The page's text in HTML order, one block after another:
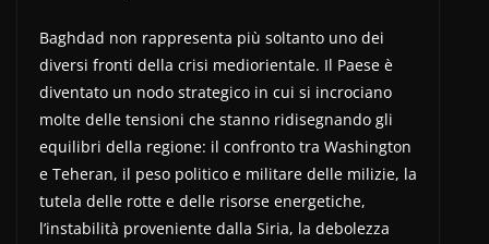
Baghdad non rappresenta più soltanto uno dei
diversi fronti della crisi mediorientale. Il Paese è
diventato un nodo strategico in cui si incrociano
molte delle tensioni che stanno ridisegnando gli
equilibri della regione: il confronto tra Washington
e Teheran, il peso politico e militare delle milizie, la
tutela delle rotte e delle risorse energetiche,
l’instabilità proveniente dalla Siria, la debolezza